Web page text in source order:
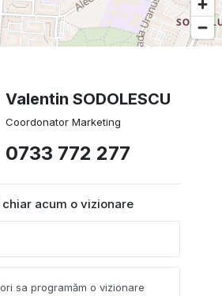
Valentin SODOLESCU
Coordonator Marketing
0733 772 277
acum o vizionare